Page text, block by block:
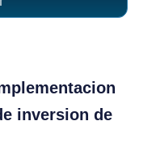
inversion de